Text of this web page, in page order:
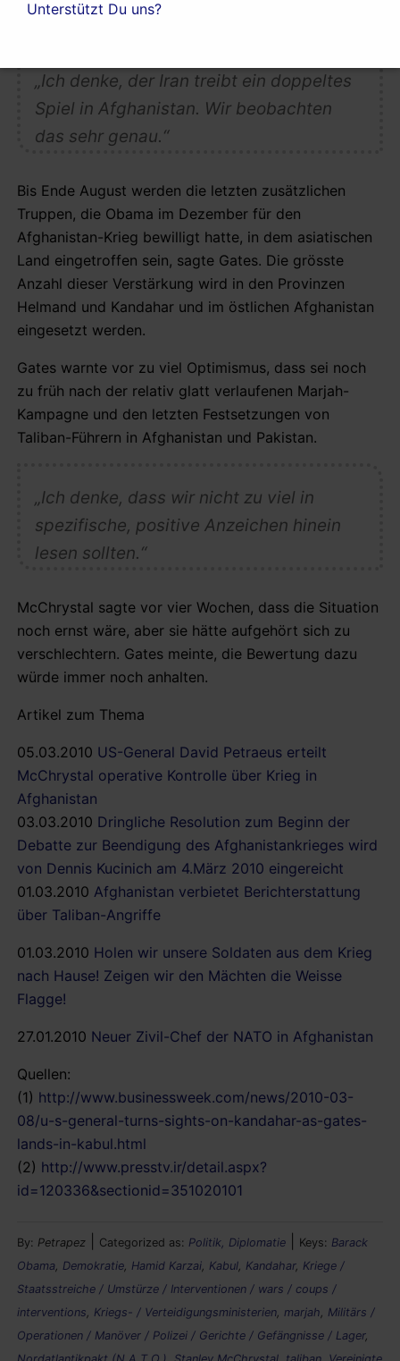
und weiter
„Ich denke, der Iran treibt ein doppeltes
Spiel in Afghanistan. Wir beobachten
das sehr genau.“
Bis Ende August werden die letzten zusätzlichen
Truppen, die Obama im Dezember für den
Afghanistan-Krieg bewilligt hatte, in dem asiatischen
Land eingetroffen sein, sagte Gates. Die grösste
Anzahl dieser Verstärkung wird in den Provinzen
Helmand und Kandahar und im östlichen Afghanistan
eingesetzt werden.
Gates warnte vor zu viel Optimismus, dass sei noch
zu früh nach der relativ glatt verlaufenen Marjah-
Kampagne und den letzten Festsetzungen von
Taliban-Führern in Afghanistan und Pakistan.
„Ich denke, dass wir nicht zu viel in
spezifische, positive Anzeichen hinein
lesen sollten.“
McChrystal sagte vor vier Wochen, dass die Situation
noch ernst wäre, aber sie hätte aufgehört sich zu
verschlechtern. Gates meinte, die Bewertung dazu
würde immer noch anhalten.
Artikel zum Thema
05.03.2010 US-General David Petraeus erteilt
McChrystal operative Kontrolle über Krieg in
Afghanistan
03.03.2010 Dringliche Resolution zum Beginn der
Debatte zur Beendigung des Afghanistankrieges wird
von Dennis Kucinich am 4.März 2010 eingereicht
01.03.2010 Afghanistan verbietet Berichterstattung
über Taliban-Angriffe
01.03.2010 Holen wir unsere Soldaten aus dem Krieg
nach Hause! Zeigen wir den Mächten die Weisse
Flagge!
27.01.2010 Neuer Zivil-Chef der NATO in Afghanistan
Quellen:
(1) http://www.businessweek.com/news/2010-03-
08/u-s-general-turns-sights-on-kandahar-as-gates-
lands-in-kabul.html
(2) http://www.presstv.ir/detail.aspx?
id=120336&sectionid=351020101
By: Petrapez Categorized as: Politik, Diplomatie Keys: Barack
Obama
Demokratie Hamid Karzai Kabul Kandahar, Kriege /
Staatsstreiche / Umstürze / Interventionen / wars / coups /
interventions
Kriegs- / Verteidigungsministerien marjah
Militärs /
Operationen / Manöver / Polizei / Gerichte / Gefängnisse / Lager,
Unterstützt Du uns?